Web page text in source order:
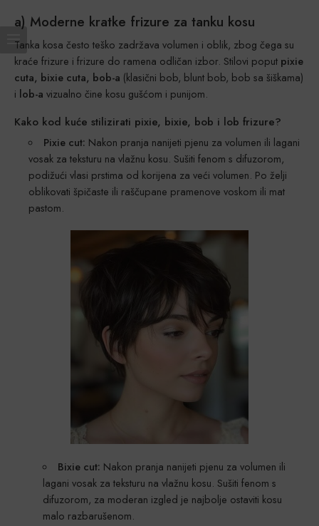
a) Moderne kratke frizure za tanku kosu
Tanka kosa često teško zadržava volumen i oblik, zbog čega su
kraće frizure i frizure do ramena odličan izbor. Stilovi poput pixie
cuta, bixie cuta, bob-a (klasični bob, blunt bob, bob sa šiškama)
i lob-a vizualno čine kosu gušćom i punijom.
Kako kod kuće stilizirati pixie, bixie, bob i lob frizure?
Pixie cut: Nakon pranja nanijeti pjenu za volumen ili lagani
vosak za teksturu na vlažnu kosu. Sušiti fenom s difuzorom,
podižući vlasi prstima od korijena za veći volumen. Po želji
oblikovati špičaste ili raščupane pramenove voskom ili mat
pastom.
Bixie cut: Nakon pranja nanijeti pjenu za volumen ili
lagani vosak za teksturu na vlažnu kosu. Sušiti fenom s
difuzorom, za moderan izgled je najbolje ostaviti kosu
malo razbarušenom.